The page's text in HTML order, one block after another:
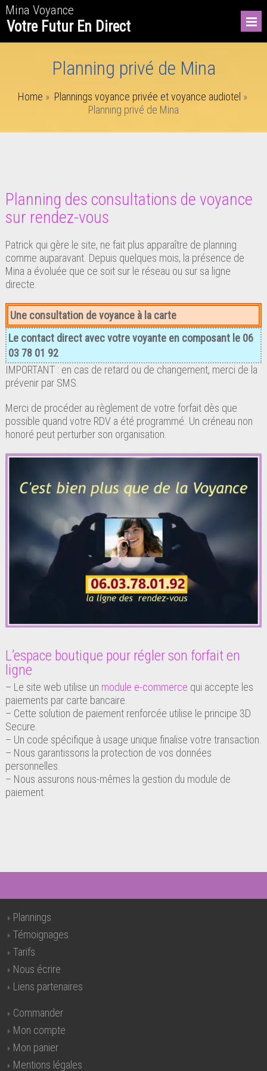
Mina Voyance
Votre Futur En Direct
Planning privé de Mina
Home » Plannings voyance privée et voyance audiotel »
Planning privé de Mina
Planning des consultations de voyance
sur rendez-vous
Patrick qui gère le site, ne fait plus apparaître de planning
comme auparavant. Depuis quelques mois, la présence de
Mina a évoluée que ce soit sur le réseau ou sur sa ligne
directe.
Une consultation de voyance à la carte
Le contact direct avec votre voyante en composant le 06
03 78 01 92
IMPORTANT : en cas de retard ou de changement, merci de la
prévenir par SMS.
Merci de procéder au règlement de votre forfait dès que
possible quand votre RDV a été programmé. Un créneau non
honoré peut perturber son organisation.
L’espace boutique pour régler son forfait en
ligne
– Le site web utilise un module e-commerce qui accepte les
paiements par carte bancaire.
– Cette solution de paiement renforcée utilise le principe 3D
Secure.
– Un code spécifique à usage unique finalise votre transaction.
– Nous garantissons la protection de vos données
personnelles.
– Nous assurons nous-mêmes la gestion du module de
paiement.
Plannings
Témoignages
Tarifs
Nous écrire
Liens partenaires
Commander
Mon compte
Mon panier
Mentions légales